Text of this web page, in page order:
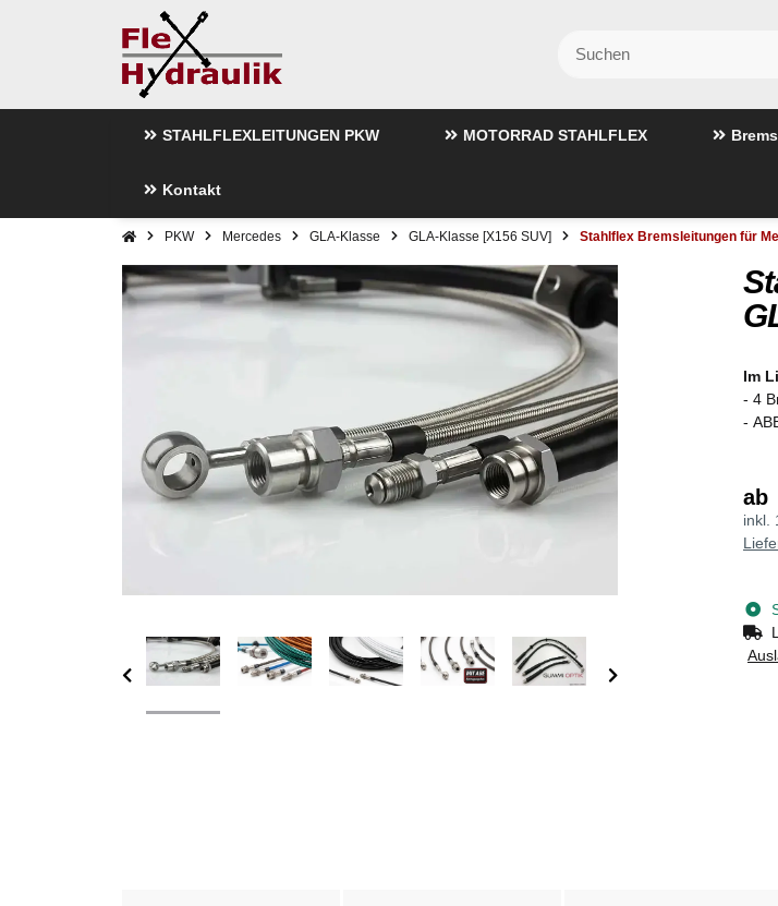
STAHLFLEXLEITUNGEN PKW MOTORRAD STAHLFLEX
Kontakt
PKW Mercedes GLA-Klasse GLA-Klasse [X156 SUV] Stahlflex Bremsleitungen für
Im
- 4
-
ab
inkl.